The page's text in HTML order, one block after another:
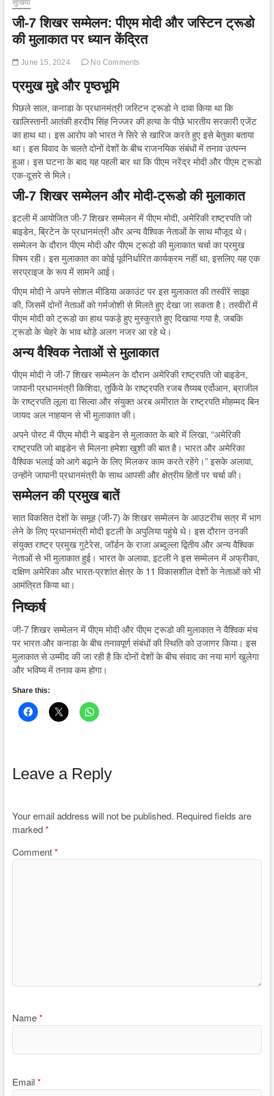
सुर्खियां
जी-7 शिखर सम्मेलन: पीएम मोदी और जस्टिन ट्रूडो
की मुलाकात पर ध्यान केंद्रित
June 15, 2024 No Comments
प्रमुख मुद्दे और पृष्ठभूमि
पिछले साल, कनाडा के प्रधानमंत्री जस्टिन ट्रूडो ने दावा किया था कि
खालिस्तानी आतंकी हरदीप सिंह निज्जर की हत्या के पीछे भारतीय सरकारी एजेंट
का हाथ था। इस आरोप को भारत ने सिरे से खारिज करते हुए इसे बेतुका बताया
था। इस विवाद के चलते दोनों देशों के बीच राजनयिक संबंधों में तनाव उत्पन्न
हुआ। इस घटना के बाद यह पहली बार था कि पीएम नरेंद्र मोदी और पीएम ट्रूडो
एक-दूसरे से मिले।
जी-7 शिखर सम्मेलन और मोदी-ट्रूडो की मुलाकात
इटली में आयोजित जी-7 शिखर सम्मेलन में पीएम मोदी, अमेरिकी राष्ट्रपति जो
बाइडेन, ब्रिटेन के प्रधानमंत्री और अन्य वैश्विक नेताओं के साथ मौजूद थे।
सम्मेलन के दौरान पीएम मोदी और पीएम ट्रूडो की मुलाकात चर्चा का प्रमुख
विषय रही। इस मुलाकात का कोई पूर्वनिर्धारित कार्यक्रम नहीं था, इसलिए यह एक
सरप्राइज के रूप में सामने आई।
पीएम मोदी ने अपने सोशल मीडिया अकाउंट पर इस मुलाकात की तस्वीरें साझा
की, जिसमें दोनों नेताओं को गर्मजोशी से मिलते हुए देखा जा सकता है। तस्वीरों में
पीएम मोदी को ट्रूडो का हाथ पकड़े हुए मुस्कुराते हुए दिखाया गया है, जबकि
ट्रूडो के चेहरे के भाव थोड़े अलग नजर आ रहे थे।
अन्य वैश्विक नेताओं से मुलाकात
पीएम मोदी ने जी-7 शिखर सम्मेलन के दौरान अमेरिकी राष्ट्रपति जो बाइडेन,
जापानी प्रधानमंत्री किशिदा, तुर्किये के राष्ट्रपति रजब तैय्यब एर्दोआन, ब्राजील
के राष्ट्रपति लूला दा सिल्वा और संयुक्त अरब अमीरात के राष्ट्रपति मोहम्मद बिन
जायद अल नाहयान से भी मुलाकात की।
अपने पोस्ट में पीएम मोदी ने बाइडेन से मुलाकात के बारे में लिखा, “अमेरिकी
राष्ट्रपति जो बाइडेन से मिलना हमेशा खुशी की बात है। भारत और अमेरिका
वैश्विक भलाई को आगे बढ़ाने के लिए मिलकर काम करते रहेंगे।” इसके अलावा,
उन्होंने जापानी प्रधानमंत्री के साथ आपसी और क्षेत्रीय हितों पर चर्चा की।
सम्मेलन की प्रमुख बातें
सात विकसित देशों के समूह (जी-7) के शिखर सम्मेलन के आउटरीच सत्र में भाग
लेने के लिए प्रधानमंत्री मोदी इटली के अपुलिया पहुंचे थे। इस दौरान उनकी
संयुक्त राष्ट्र प्रमुख गुटेरेस, जॉर्डन के राजा अब्दुल्ला द्वितीय और अन्य वैश्विक
नेताओं से भी मुलाकात हुई। भारत के अलावा, इटली ने इस सम्मेलन में अफ्रीका,
दक्षिण अमेरिका और भारत-प्रशांत क्षेत्र के 11 विकासशील देशों के नेताओं को भी
आमंत्रित किया था।
निष्कर्ष
जी-7 शिखर सम्मेलन में पीएम मोदी और पीएम ट्रूडो की मुलाकात ने वैश्विक मंच
पर भारत और कनाडा के बीच तनावपूर्ण संबंधों की स्थिति को उजागर किया। इस
मुलाकात से उम्मीद की जा रही है कि दोनों देशों के बीच संवाद का नया मार्ग खुलेगा
और भविष्य में तनाव कम होगा।
Share this:
Leave a Reply
Your email address will not be published. Required fields are
marked*
Comment*
Name*
Email*